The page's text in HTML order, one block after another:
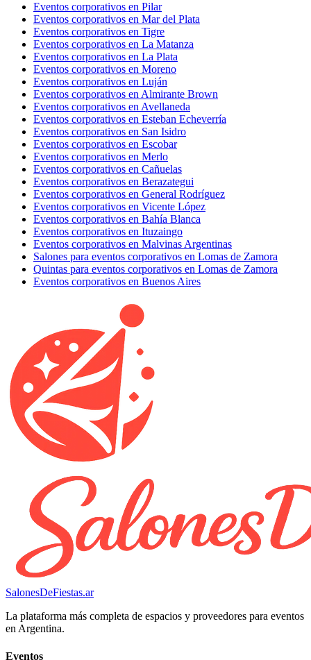
Eventos corporativos en Pilar
Eventos corporativos en Mar del Plata
Eventos corporativos en Tigre
Eventos corporativos en La Matanza
Eventos corporativos en La Plata
Eventos corporativos en Moreno
Eventos corporativos en Luján
Eventos corporativos en Almirante Brown
Eventos corporativos en Avellaneda
Eventos corporativos en Esteban Echeverría
Eventos corporativos en San Isidro
Eventos corporativos en Escobar
Eventos corporativos en Merlo
Eventos corporativos en Cañuelas
Eventos corporativos en Berazategui
Eventos corporativos en General Rodríguez
Eventos corporativos en Vicente López
Eventos corporativos en Bahía Blanca
Eventos corporativos en Ituzaingo
Eventos corporativos en Malvinas Argentinas
Salones para eventos corporativos en Lomas de Zamora
Quintas para eventos corporativos en Lomas de Zamora
Eventos corporativos en Buenos Aires
SalonesDeFiestas.ar
La plataforma más completa de espacios y proveedores para eventos
en Argentina.
Eventos